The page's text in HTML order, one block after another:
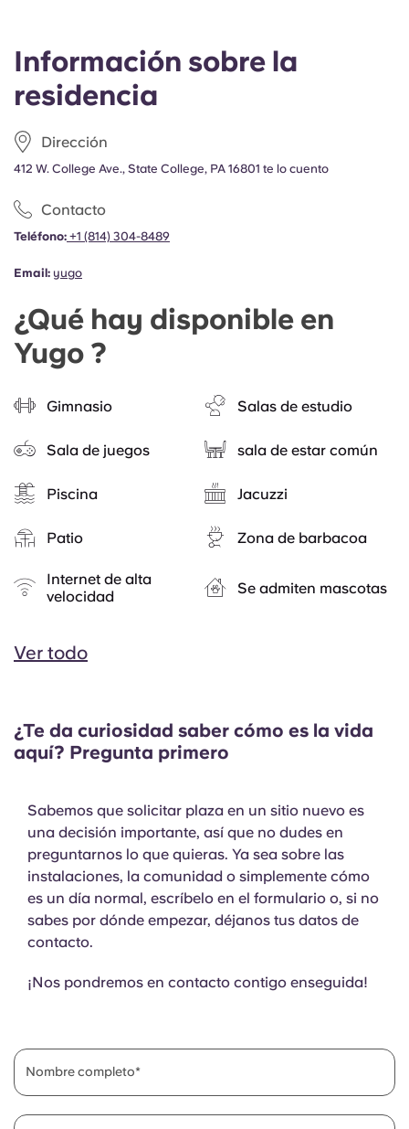
Información sobre la
residencia
Dirección
412 W. College Ave., State College, PA 16801 te lo cuento
Contacto
Teléfono: +1 (814) 304-8489
Email: yugo
¿Qué hay disponible en
Yugo ?
Gimnasio Salas de estudio
Sala de juegos sala de estar común
Piscina Jacuzzi
Patio Zona de barbacoa
Internet de alta
velocidad
Se admiten mascotas
Ver todo
¿Te da curiosidad saber cómo es la vida
aquí? Pregunta primero
Sabemos que solicitar plaza en un sitio nuevo es
una decisión importante, así que no dudes en
preguntarnos lo que quieras. Ya sea sobre las
instalaciones, la comunidad o simplemente cómo
es un día normal, escríbelo en el formulario o, si no
sabes por dónde empezar, déjanos tus datos de
contacto.
¡Nos pondremos en contacto contigo enseguida!
Nombre completo